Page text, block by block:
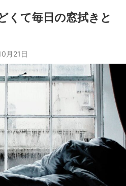
くて毎日の窓拭きと
月21日